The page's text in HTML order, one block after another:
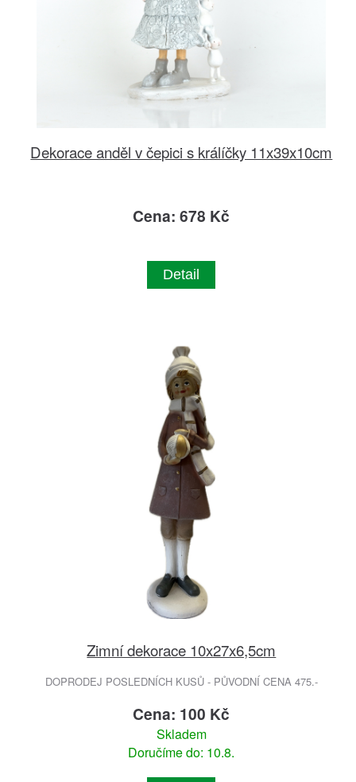
Dekorace anděl v čepici s králíčky 11x39x10cm
Cena: 678 Kč
Detail
Zimní dekorace 10x27x6,5cm
DOPRODEJ POSLEDNÍCH KUSŮ - PŮVODNÍ CENA 475.-
Cena: 100 Kč
Skladem
Doručíme do: 10.8.